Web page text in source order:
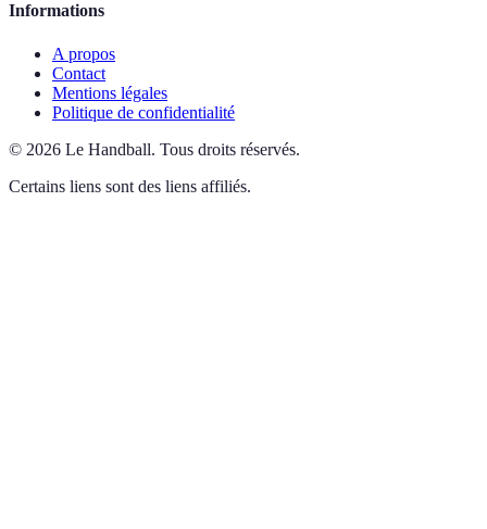
Informations
A propos
Contact
Mentions légales
Politique de confidentialité
© 2026 Le Handball. Tous droits réservés.
Certains liens sont des liens affiliés.